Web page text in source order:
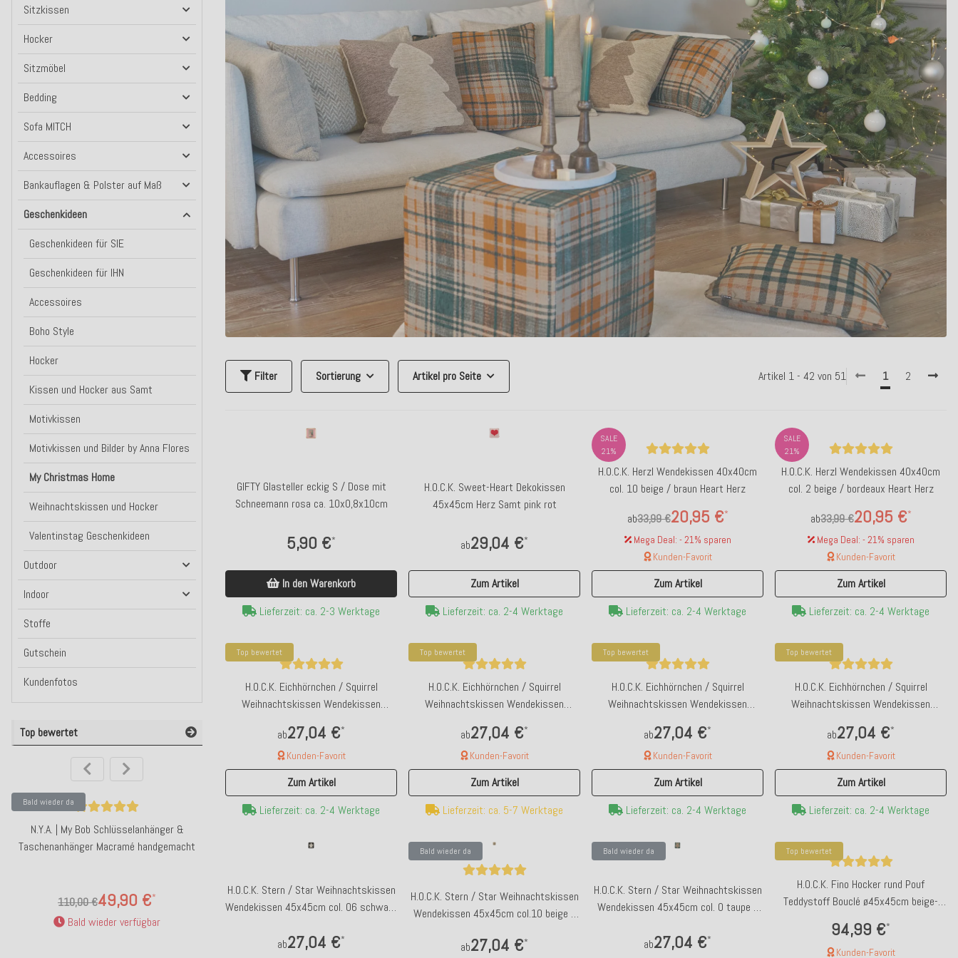
Filter Sortierung Artikel pro Seite Artikel 1 - 42 von 51 1 2
GIFTY Glasteller eckig S / Dose mit
Schneemann rosa ca. 10x0,8x10cm
5,90 €*
In den Warenkorb
Lieferzeit: ca. 2-3 Werktage
H.O.C.K. Sweet-Heart Dekokissen
45x45cm Herz Samt pink rot
ab29,04 €*
Zum Artikel
Lieferzeit: ca. 2-4 Werktage
SALE
21%
H.O.C.K. Herzl Wendekissen 40x40cm
col. 10 beige / braun Heart Herz
ab 20,95 €*
33,99 €
Mega Deal: - 21% sparen
Kunden-Favorit
Zum Artikel
Lieferzeit: ca. 2-4 Werktage
SALE
21%
H.O.C.K. Herzl Wendekissen 40x40cm
col. 2 beige / bordeaux Heart Herz
ab 20,95 €*
33,99 €
Mega Deal: - 21% sparen
Kunden-Favorit
Zum Artikel
Lieferzeit: ca. 2-4 Werktage
Top bewertet
H.O.C.K. Eichhörnchen / Squirrel
Weihnachtskissen Wendekissen
ab27,04 €*
Kunden-Favorit
Zum Artikel
Lieferzeit: ca. 2-4 Werktage
Top bewertet
H.O.C.K. Eichhörnchen / Squirrel
Weihnachtskissen Wendekissen
ab27,04 €*
Kunden-Favorit
Zum Artikel
Lieferzeit: ca. 5-7 Werktage
Top bewertet
H.O.C.K. Eichhörnchen / Squirrel
Weihnachtskissen Wendekissen
ab27,04 €*
Kunden-Favorit
Zum Artikel
Lieferzeit: ca. 2-4 Werktage
Top bewertet
H.O.C.K. Eichhörnchen / Squirrel
Weihnachtskissen Wendekissen
ab27,04 €*
Kunden-Favorit
Zum Artikel
Lieferzeit: ca. 2-4 Werktage
H.O.C.K. Stern / Star Weihnachtskissen
Wendekissen 45x45cm col. 06 schwarz
ab27,04 €*
Bald wieder da
H.O.C.K. Stern / Star Weihnachtskissen
Wendekissen 45x45cm col.10 beige /
ab27,04 €*
Bald wieder da
H.O.C.K. Stern / Star Weihnachtskissen
Wendekissen 45x45cm col. 0 taupe /
ab27,04 €*
Top bewertet
H.O.C.K. Fino Hocker rund Pouf
Teddystoff Bouclé ø45x45cm beige-
94,99 €*
Kunden-Favorit
Sitzkissen
Hocker
Sitzmöbel
Bedding
Sofa MITCH
Accessoires
Bankauflagen & Polster auf Maß
Geschenkideen
Geschenkideen für SIE
Geschenkideen für IHN
Accessoires
Boho Style
Hocker
Kissen und Hocker aus Samt
Motivkissen
Motivkissen und Bilder by Anna Flores
My Christmas Home
Weihnachtskissen und Hocker
Valentinstag Geschenkideen
Outdoor
Indoor
Stoffe
Gutschein
Kundenfotos
Top bewertet
Bald wieder da
N.Y.A. | My Bob Schlüsselanhänger &
Taschenanhänger Macramé handgemacht
49,90 €*
110,00 €
Bald wieder verfügbar
Bald wieder da
Vino" Italia | rot weiß
19,90 €*
Bald wieder da
goldener Umrandung
19,90 €*
Bald wieder verfügbar
12,90 €* 29,99 €